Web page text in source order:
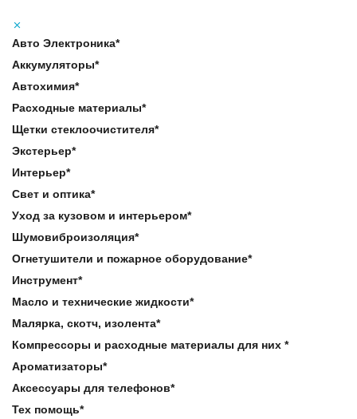
Авто Электроника*
Аккумуляторы*
Автохимия*
Расходные материалы*
Щетки стеклоочистителя*
Экстерьер*
Интерьер*
Свет и оптика*
Уход за кузовом и интерьером*
Шумовиброизоляция*
Огнетушители и пожарное оборудование*
Инструмент*
Масло и технические жидкости*
Малярка, скотч, изолента*
Компрессоры и расходные материалы для них *
Ароматизаторы*
Аксессуары для телефонов*
Тех помощь*